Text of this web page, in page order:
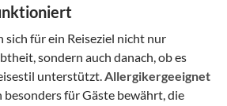
sich für ein Reiseziel nicht nur
sondern auch danach, ob es
unterstützt.Allergikergeeignet
besonders für Gäste bewährt, die